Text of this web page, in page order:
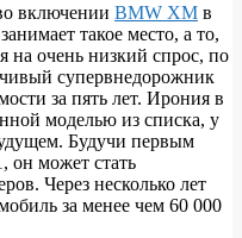
включении BMW XM в
такое место, а то,
на очень низкий спрос, по
супервнедорожник
за пять лет. Ирония в
моделью из списка, у
Будучи первым
он может стать
Через несколько лет
за менее чем 60 000